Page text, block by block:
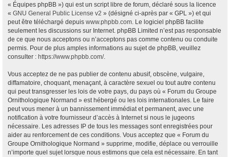
« Équipes phpBB ») qui est un script libre de forum, déclaré sous la licence
« GNU General Public License v2 » (désigné ci-après par « GPL ») et qui
peut être téléchargé depuis www.phpbb.com. Le logiciel phpBB facilite
seulement les discussions sur Internet. phpBB Limited n’est pas responsable
de ce que nous acceptons ou n’acceptons pas comme contenu ou conduite
permis. Pour de plus amples informations au sujet de phpBB, veuillez
consulter : https://www.phpbb.com/.
Vous acceptez de ne pas publier de contenu abusif, obscène, vulgaire,
diffamatoire, choquant, menaçant, à caractère sexuel ou tout autre contenu
qui peut transgresser les lois de votre pays, du pays où « Forum du Groupe
Ornithologique Normand » est hébergé ou les lois internationales. Le faire
peut vous mener à un bannissement immédiat et permanent, avec une
notification à votre fournisseur d’accès à Internet si nous le jugeons
nécessaire. Les adresses IP de tous les messages sont enregistrées pour
aider au renforcement de ces conditions. Vous acceptez que « Forum du
Groupe Ornithologique Normand » supprime, modifie, déplace ou verrouille
n’importe quel sujet lorsque nous estimons que cela est nécessaire. En tant